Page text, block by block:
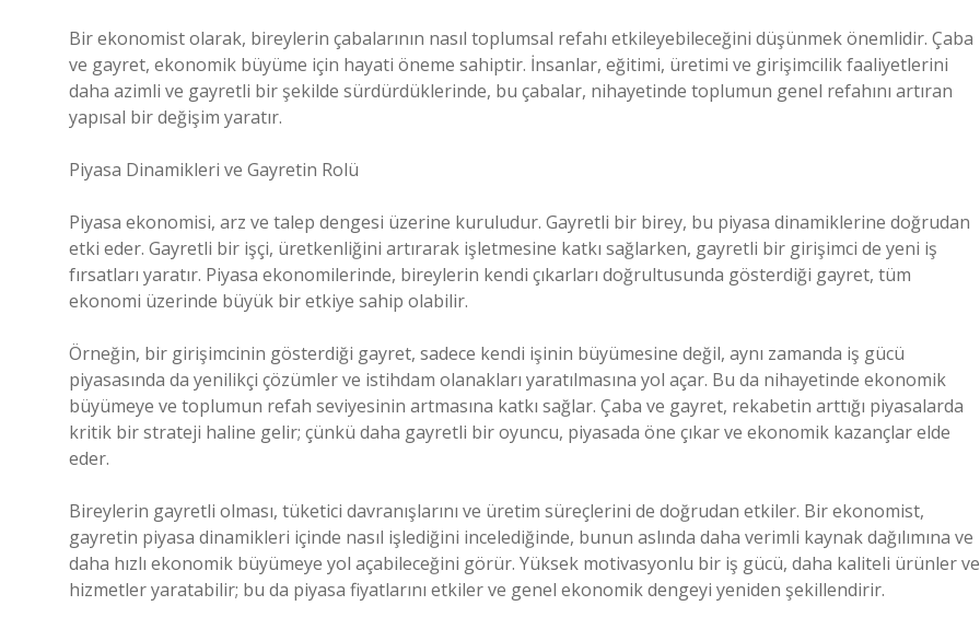
Bir ekonomist olarak, bireylerin çabalarının nasıl toplumsal refahı etkileyebileceğini düşünmek önemlidir. Çaba
ve gayret, ekonomik büyüme için hayati öneme sahiptir. İnsanlar, eğitimi, üretimi ve girişimcilik faaliyetlerini
daha azimli ve gayretli bir şekilde sürdürdüklerinde, bu çabalar, nihayetinde toplumun genel refahını artıran
yapısal bir değişim yaratır.
Piyasa Dinamikleri ve Gayretin Rolü
Piyasa ekonomisi, arz ve talep dengesi üzerine kuruludur. Gayretli bir birey, bu piyasa dinamiklerine doğrudan
etki eder. Gayretli bir işçi, üretkenliğini artırarak işletmesine katkı sağlarken, gayretli bir girişimci de yeni iş
fırsatları yaratır. Piyasa ekonomilerinde, bireylerin kendi çıkarları doğrultusunda gösterdiği gayret, tüm
ekonomi üzerinde büyük bir etkiye sahip olabilir.
Örneğin, bir girişimcinin gösterdiği gayret, sadece kendi işinin büyümesine değil, aynı zamanda iş gücü
piyasasında da yenilikçi çözümler ve istihdam olanakları yaratılmasına yol açar. Bu da nihayetinde ekonomik
büyümeye ve toplumun refah seviyesinin artmasına katkı sağlar. Çaba ve gayret, rekabetin arttığı piyasalarda
kritik bir strateji haline gelir; çünkü daha gayretli bir oyuncu, piyasada öne çıkar ve ekonomik kazançlar elde
eder.
Bireylerin gayretli olması, tüketici davranışlarını ve üretim süreçlerini de doğrudan etkiler. Bir ekonomist,
gayretin piyasa dinamikleri içinde nasıl işlediğini incelediğinde, bunun aslında daha verimli kaynak dağılımına ve
daha hızlı ekonomik büyümeye yol açabileceğini görür. Yüksek motivasyonlu bir iş gücü, daha kaliteli ürünler ve
hizmetler yaratabilir; bu da piyasa fiyatlarını etkiler ve genel ekonomik dengeyi yeniden şekillendirir.